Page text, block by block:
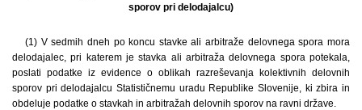
sporov pri delodajalcu)
(1) V sedmih dneh po koncu stavke ali arbitraže delovnega spora mora
delodajalec, pri katerem je stavka ali arbitraža delovnega spora potekala,
poslati podatke iz evidence o oblikah razreševanja kolektivnih delovnih
sporov pri delodajalcu Statističnemu uradu Republike Slovenije, ki zbira in
obdeluje podatke o stavkah in arbitražah delovnih sporov na ravni države.